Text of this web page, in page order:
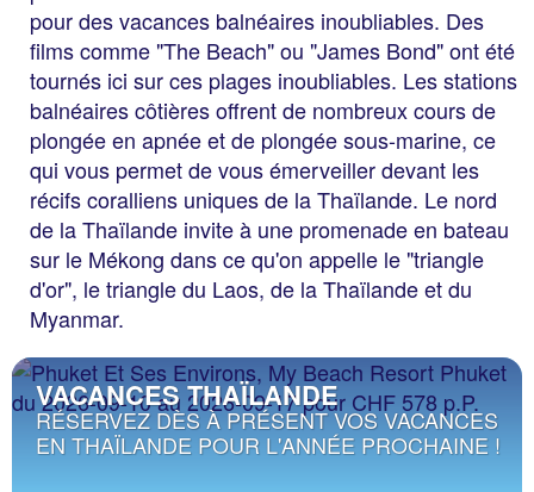
pour des vacances balnéaires inoubliables. Des
films comme "The Beach" ou "James Bond" ont été
tournés ici sur ces plages inoubliables. Les stations
balnéaires côtières offrent de nombreux cours de
plongée en apnée et de plongée sous-marine, ce
qui vous permet de vous émerveiller devant les
récifs coralliens uniques de la Thaïlande. Le nord
de la Thaïlande invite à une promenade en bateau
sur le Mékong dans ce qu'on appelle le "triangle
d'or", le triangle du Laos, de la Thaïlande et du
Myanmar.
VACANCES THAÏLANDE
RÉSERVEZ DÈS À PRÉSENT VOS VACANCES
EN THAÏLANDE POUR L'ANNÉE PROCHAINE !